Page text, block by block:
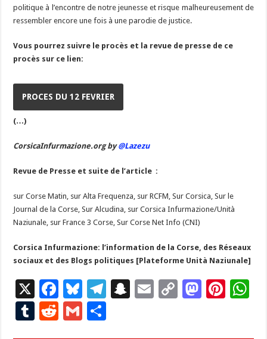
politique à l’encontre de notre jeunesse et risque malheureusement de
ressembler encore une fois à une parodie de justice.
Vous pourrez suivre le procès et la revue de presse de ce
procès sur ce lien:
PROCES DU 12 FEVRIER
(…)
CorsicaInfurmazione.org by@Lazezu
Revue de Presse et suite de l’article :
sur Corse Matin, sur Alta Frequenza, sur RCFM, Sur Corsica, Sur le
Journal de la Corse, Sur Alcudina, sur Corsica Infurmazione/Unità
Naziunale, sur France 3 Corse, Sur Corse Net Info (CNI)
Corsica Infurmazione: l’information de la Corse, des Réseaux
sociaux et des Blogs politiques [Plateforme Unità Naziunale]
X
F
ac
e
Bl
u
es
T
S
E
C
M
Pi
T
R
G